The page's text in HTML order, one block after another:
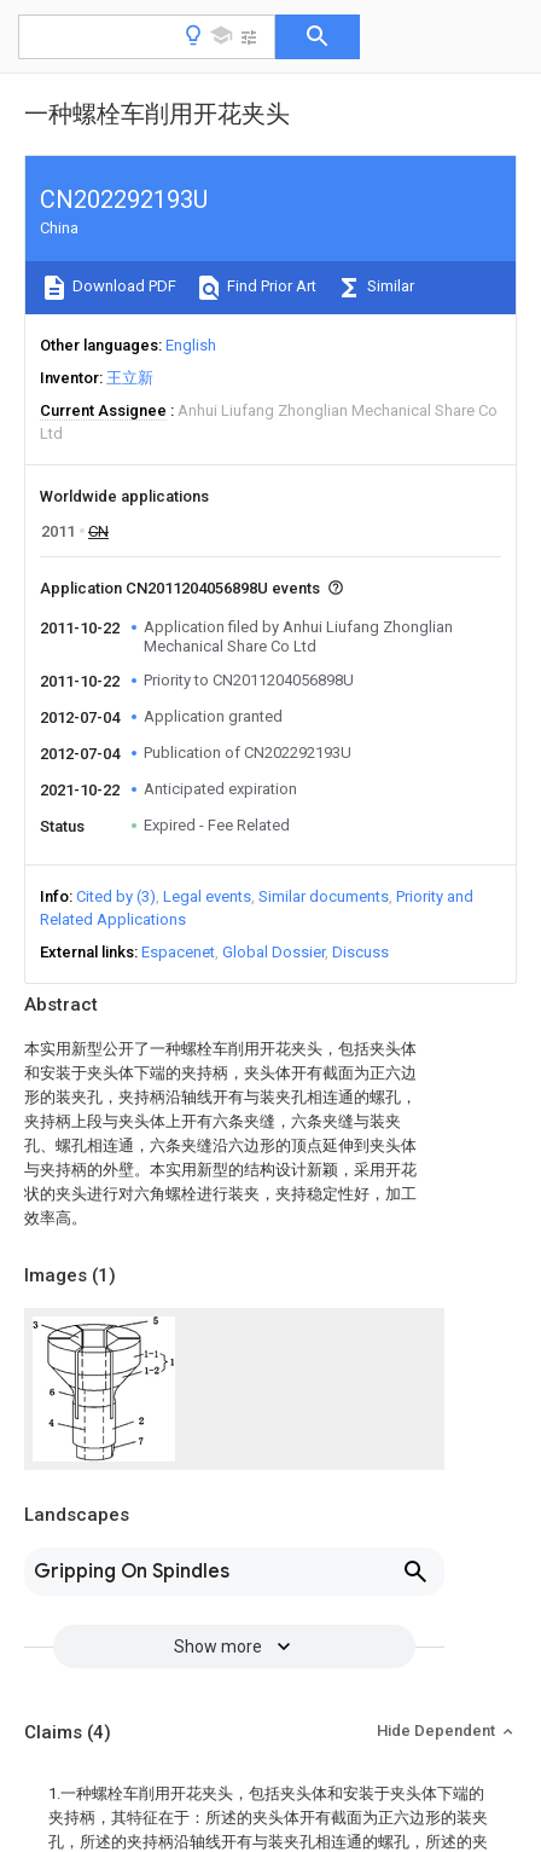
一种螺栓车削用开花夹头
Abstract
本实用新型公开了一种螺栓车削用开花夹头，包括夹头体
和安装于夹头体下端的夹持柄，夹头体开有截面为正六边
形的装夹孔，夹持柄沿轴线开有与装夹孔相连通的螺孔，
夹持柄上段与夹头体上开有六条夹缝，六条夹缝与装夹
孔、螺孔相连通，六条夹缝沿六边形的顶点延伸到夹头体
与夹持柄的外壁。本实用新型的结构设计新颖，采用开花
状的夹头进行对六角螺栓进行装夹，夹持稳定性好，加工
效率高。
Images (1)
Landscapes
Gripping On Spindles
Show more
CN202292193U
China
Download PDF Find Prior Art Similar
Other languages English
Inventor 王立新
Current Assignee
Anhui Liufang Zhonglian Mechanical Share Co
Ltd
Worldwide applications
2011
CN
Application CN2011204056898U events
2011-10-22
Application filed by Anhui Liufang Zhonglian
Mechanical Share Co Ltd
2011-10-22
Priority to CN2011204056898U
2012-07-04 Application granted
2012-07-04 Publication of CN202292193U
2021-10-22 Anticipated expiration
Status Expired - Fee Related
Info Cited by (3) Legal events Similar documents Priority and
Related Applications
External links Espacenet Global Dossier Discuss
Claims (4) Hide Dependent
1.一种螺栓车削用开花夹头，包括夹头体和安装于夹头体下端的
夹持柄，其特征在于：所述的夹头体开有截面为正六边形的装夹
孔，所述的夹持柄沿轴线开有与装夹孔相连通的螺孔，所述的夹